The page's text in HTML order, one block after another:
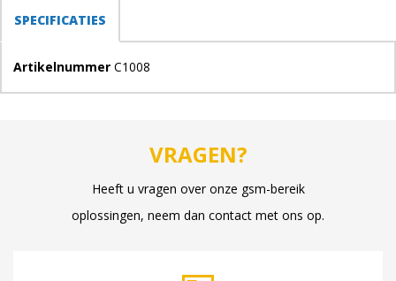
SPECIFICATIES
TABBLAD)
Artikelnummer C1008
VRAGEN?
Heeft u vragen over onze gsm-bereik
oplossingen, neem dan contact met ons op.